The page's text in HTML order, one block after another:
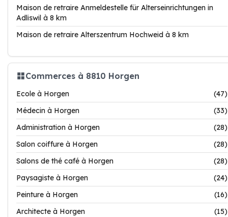
Maison de retraire Anmeldestelle für Alterseinrichtungen in
Adliswil à 8 km
Maison de retraire Alterszentrum Hochweid à 8 km
Commerces à 8810 Horgen
Ecole à Horgen
(47)
Médecin à Horgen
(33)
Administration à Horgen
(28)
Salon coiffure à Horgen
(28)
Salons de thé café à Horgen
(28)
Paysagiste à Horgen
(24)
Peinture à Horgen
(16)
Architecte à Horgen
(15)